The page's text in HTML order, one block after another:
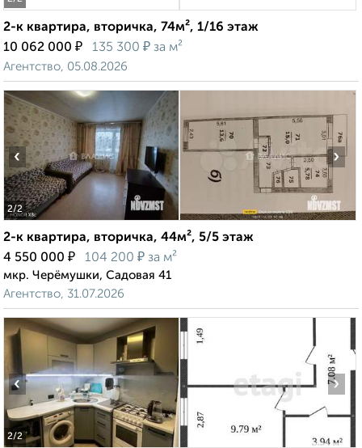
2-к квартира, вторичка, 74м², 1/16 этаж
10 062 000 ₽ 135 300 ₽ за м²
Агентство, 05.08.2026
2/2
‹ ›
2-к квартира, вторичка, 44м², 5/5 этаж
4 550 000 ₽ 104 200 ₽ за м²
мкр. Черёмушки, Садовая 41
Агентство, 31.07.2026
2/2
‹ ›